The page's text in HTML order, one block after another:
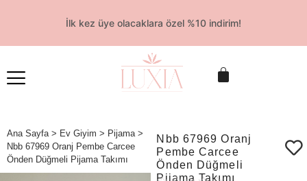
İlk kez üye olacaklara özel %10 indirim!
Ana Sayfa > Ev Giyim > Pijama >
Nbb 67969 Oranj Pembe Carcee
Önden Düğmeli Pijama Takımı
Nbb 67969 Oranj
Pembe Carcee
Önden Düğmeli
Pijama Takımı